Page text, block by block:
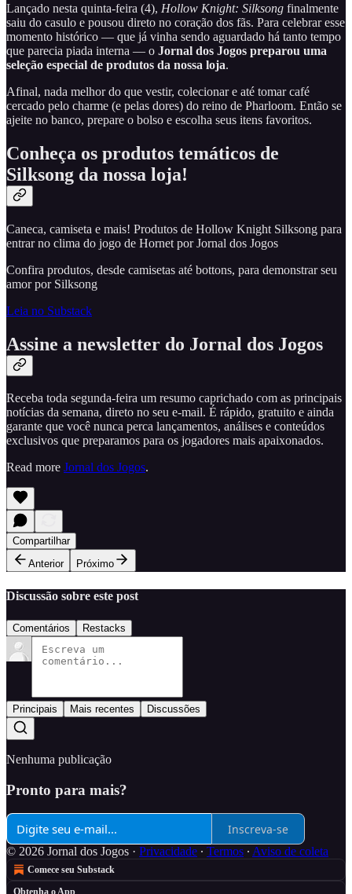
Lançado nesta quinta-feira (4), Hollow Knight: Silksong finalmente
saiu do casulo e pousou direto no coração dos fãs. Para celebrar esse
momento histórico — que já vinha sendo aguardado há tanto tempo
que parecia piada interna — o Jornal dos Jogos preparou uma
seleção especial de produtos da nossa loja.
Afinal, nada melhor do que vestir, colecionar e até tomar café
cercado pelo charme (e pelas dores) do reino de Pharloom. Então se
ajeite no banco, prepare o bolso e escolha seus itens favoritos.
Conheça os produtos temáticos de
Silksong da nossa loja!
Caneca, camiseta e mais! Produtos de Hollow Knight Silksong para
entrar no clima do jogo de Hornet por Jornal dos Jogos
Confira produtos, desde camisetas até bottons, para demonstrar seu
amor por Silksong
Leia no Substack
Assine a newsletter do Jornal dos Jogos
Receba toda segunda-feira um resumo caprichado com as principais
notícias da semana, direto no seu e-mail. É rápido, gratuito e ainda
garante que você nunca perca lançamentos, análises e conteúdos
exclusivos que preparamos para os jogadores mais apaixonados.
Read more Jornal dos Jogos.
Compartilhar
Anterior
Próximo
Discussão sobre este post
Comentários Restacks
Principais Mais recentes Discussões
Nenhuma publicação
Pronto para mais?
Inscreva-se
© 2026 Jornal dos Jogos · Privacidade ∙ Termos ∙ Aviso de coleta
Comece seu Substack